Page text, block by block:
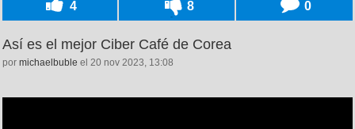
4 8 0
Así es el mejor Ciber Café de Corea
por michaelbuble el 20 nov 2023, 13:08